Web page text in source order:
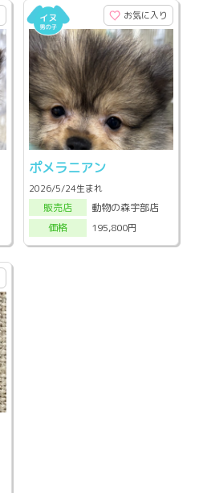
お気に入り
ポメラニアン
2026/5/24生まれ
販売店
動物の森宇部店
価格
195,800円